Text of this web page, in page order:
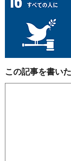
この記事を書い